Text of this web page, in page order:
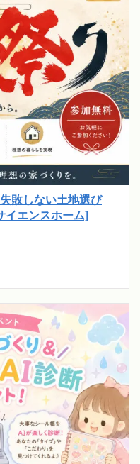
敗しない土地選び
イエンスホーム]